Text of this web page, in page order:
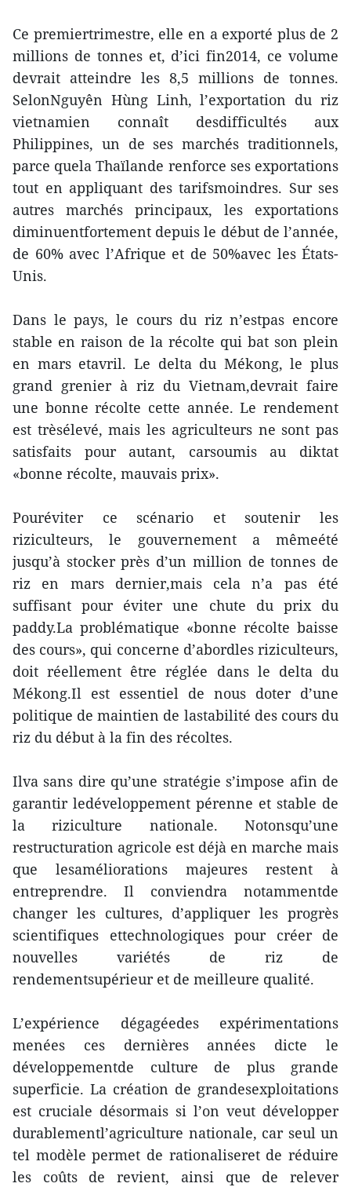
Ce premiertrimestre, elle en a exporté plus de 2
millions de tonnes et, d’ici fin2014, ce volume
devrait atteindre les 8,5 millions de tonnes.
SelonNguyên Hùng Linh, l’exportation du riz
vietnamien connaît desdifficultés aux
Philippines, un de ses marchés traditionnels,
parce quela Thaïlande renforce ses exportations
tout en appliquant des tarifsmoindres. Sur ses
autres marchés principaux, les exportations
diminuentfortement depuis le début de l’année,
de 60% avec l’Afrique et de 50%avec les États-
Unis.
Dans le pays, le cours du riz n’estpas encore
stable en raison de la récolte qui bat son plein
en mars etavril. Le delta du Mékong, le plus
grand grenier à riz du Vietnam,devrait faire
une bonne récolte cette année. Le rendement
est trèsélevé, mais les agriculteurs ne sont pas
satisfaits pour autant, carsoumis au diktat
«bonne récolte, mauvais prix».
Pouréviter ce scénario et soutenir les
riziculteurs, le gouvernement a mêmeété
jusqu’à stocker près d’un million de tonnes de
riz en mars dernier,mais cela n’a pas été
suffisant pour éviter une chute du prix du
paddy.La problématique «bonne récolte baisse
des cours», qui concerne d’abordles riziculteurs,
doit réellement être réglée dans le delta du
Mékong.Il est essentiel de nous doter d’une
politique de maintien de lastabilité des cours du
riz du début à la fin des récoltes.
Ilva sans dire qu’une stratégie s’impose afin de
garantir ledéveloppement pérenne et stable de
la riziculture nationale. Notonsqu’une
restructuration agricole est déjà en marche mais
que lesaméliorations majeures restent à
entreprendre. Il conviendra notammentde
changer les cultures, d’appliquer les progrès
scientifiques ettechnologiques pour créer de
nouvelles variétés de riz de
rendementsupérieur et de meilleure qualité.
L’expérience dégagéedes expérimentations
menées ces dernières années dicte le
développementde culture de plus grande
superficie. La création de grandesexploitations
est cruciale désormais si l’on veut développer
durablementl’agriculture nationale, car seul un
tel modèle permet de rationaliseret de réduire
les coûts de revient, ainsi que de relever